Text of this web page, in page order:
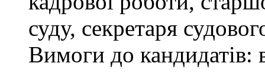
суду, секретаря
Вимоги до